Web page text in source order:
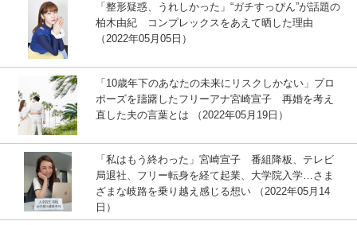
「整形疑惑、うれしかった」“ガチすっぴん”が話題の
柏木由紀 コンプレックスをあえて晒した理由
（2022年05月05日）
「10歳年下のあなたの未来にリスクしかない」プロ
ポーズを躊躇したフリーアナ宮崎宣子 再婚を考え
直した夫の言葉とは （2022年05月19日）
「私はもう終わった」宮崎宣子 番組降板、テレビ
局退社、フリー転身を経て起業、大学院入学…さま
ざまな岐路を乗り越え感じる想い （2022年05月14
日）